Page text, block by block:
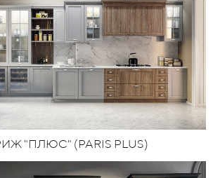
"ПЛЮС" (PARIS PLUS)